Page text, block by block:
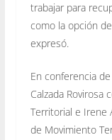
trabajar para
como la opción
expresó.
En conferencia
Calzada Rovirosa
Territorial e Irene
de Movimiento